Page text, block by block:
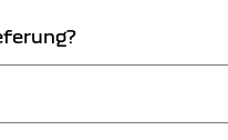
exakte Lieferfrist des von